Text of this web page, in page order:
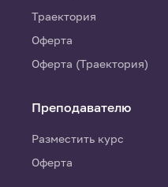
Траектория
Оферта
Оферта (Траектория)
Преподавателю
Разместить курс
Оферта